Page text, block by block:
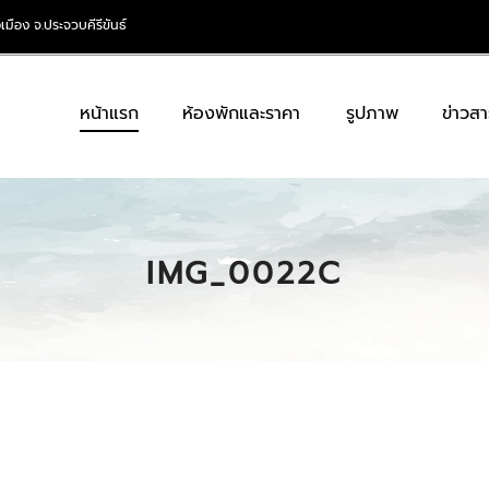
มือง จ.ประจวบคีรีขันธ์
หน้าแรก ห้องพักและราคา รูปภาพ ข่าวส
IMG_0022C